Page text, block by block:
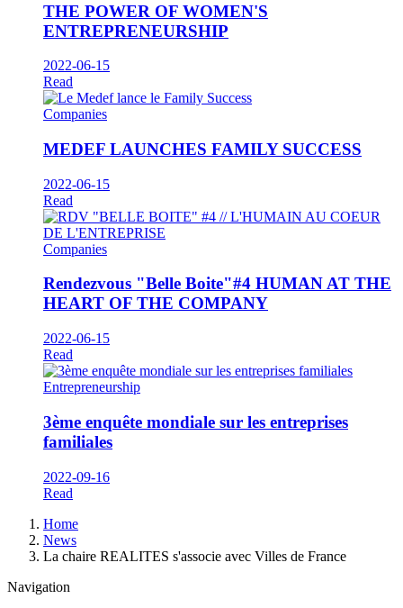
THE POWER OF WOMEN'S
ENTREPRENEURSHIP
2022-06-15
Read
Companies
MEDEF LAUNCHES FAMILY SUCCESS
2022-06-15
Read
Companies
Rendezvous "Belle Boite"#4 HUMAN AT THE
HEART OF THE COMPANY
2022-06-15
Read
Entrepreneurship
3ème enquête mondiale sur les entreprises
familiales
2022-09-16
Read
Breadcrumb
Home
News
La chaire REALITES s'associe avec Villes de France
Navigation